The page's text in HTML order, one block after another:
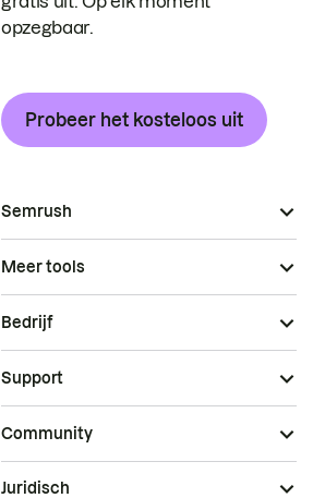
opzegbaar.
Probeer het kosteloos uit
Semrush
Meer tools
Bedrijf
Support
Community
Juridisch